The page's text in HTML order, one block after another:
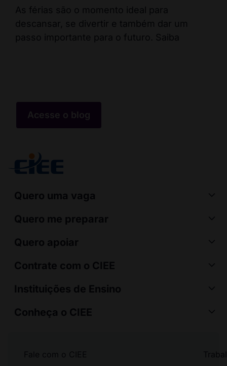
As férias são o momento ideal para
descansar, se divertir e também dar um
passo importante para o futuro. Saiba
Acesse o blog
Quero uma vaga
Quero me preparar
Quero apoiar
Contrate com o CIEE
Instituições de Ensino
Conheça o CIEE